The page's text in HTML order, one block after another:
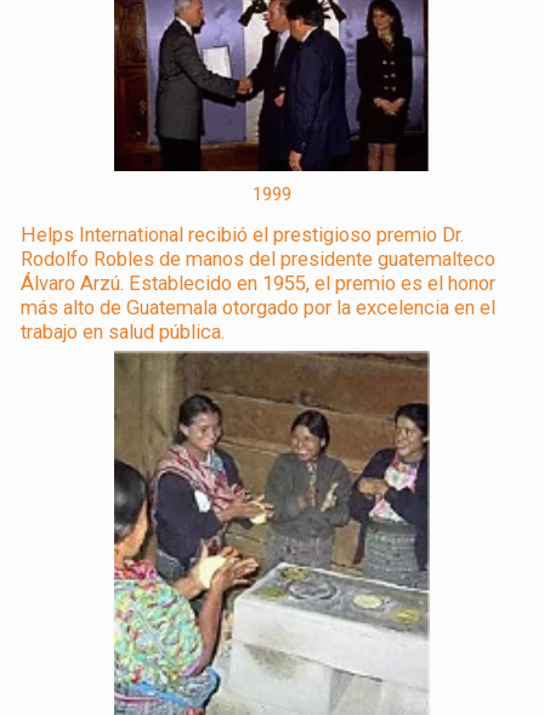
1999
Helps International recibió el prestigioso premio Dr.
Rodolfo Robles de manos del presidente guatemalteco
Álvaro Arzú. Establecido en 1955, el premio es el honor
más alto de Guatemala otorgado por la excelencia en el
trabajo en salud pública.